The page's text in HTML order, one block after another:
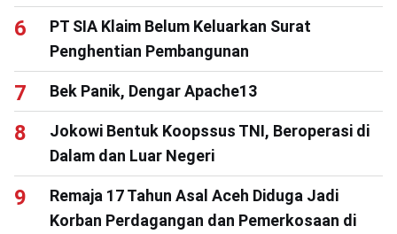
PT SIA Klaim Belum Keluarkan Surat
Penghentian Pembangunan
Bek Panik, Dengar Apache13
Jokowi Bentuk Koopssus TNI, Beroperasi di
Dalam dan Luar Negeri
Remaja 17 Tahun Asal Aceh Diduga Jadi
Korban Perdagangan dan Pemerkosaan di